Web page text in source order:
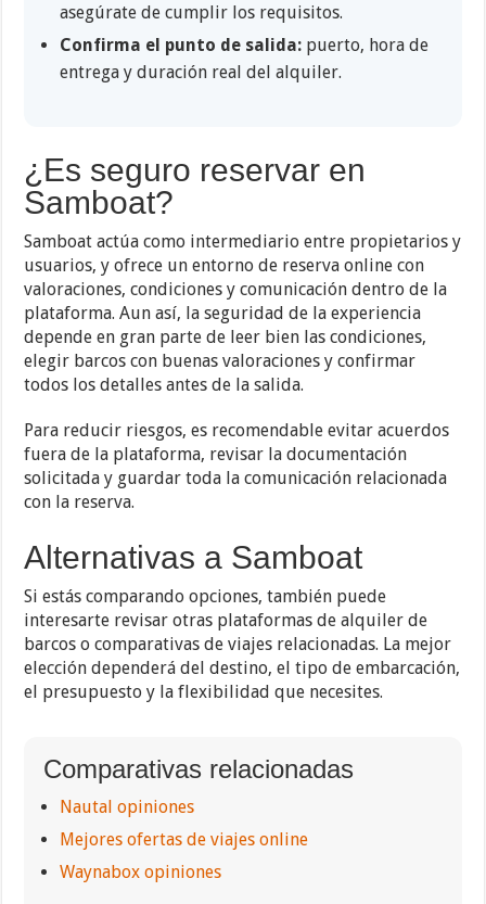
asegúrate de cumplir los requisitos.
Confirma el punto de salida: puerto, hora de
entrega y duración real del alquiler.
¿Es seguro reservar en
Samboat?
Samboat actúa como intermediario entre propietarios y
usuarios, y ofrece un entorno de reserva online con
valoraciones, condiciones y comunicación dentro de la
plataforma. Aun así, la seguridad de la experiencia
depende en gran parte de leer bien las condiciones,
elegir barcos con buenas valoraciones y confirmar
todos los detalles antes de la salida.
Para reducir riesgos, es recomendable evitar acuerdos
fuera de la plataforma, revisar la documentación
solicitada y guardar toda la comunicación relacionada
con la reserva.
Alternativas a Samboat
Si estás comparando opciones, también puede
interesarte revisar otras plataformas de alquiler de
barcos o comparativas de viajes relacionadas. La mejor
elección dependerá del destino, el tipo de embarcación,
el presupuesto y la flexibilidad que necesites.
Comparativas relacionadas
Nautal opiniones
Mejores ofertas de viajes online
Waynabox opiniones